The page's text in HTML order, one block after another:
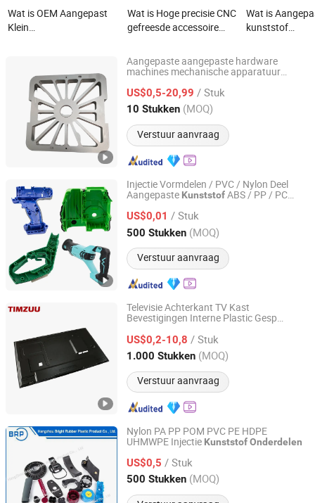
Wat is OEM Aangepast
Klein
Draaien/Frezen/Schuren/EDM/Gewerkte/Machines
Bewerking Onderdelen
Fabrikant
Wat is Hoge precisie CNC
gefreesde accessoire
messing koper titanium
ijzer kunststof machinale
gemaakte onderdelen
voor medische luchtvaart
Wat is
kunststof
precisie
leverancier
Aangepaste aangepaste hardware
machines mechanische apparatuur
reserveonderdelenmotorfiets
aluminiumlegering roestvrij staal SUS
metaal CNC-bewerkings
US$0,5-20,99 / Stuk
10 Stukken (MOQ)
Verstuur aanvraag
Xiamen Gx Precision Machinery Co., Ltd
Fujian, China Sinds 2022
Injectie Vormdelen / PVC / Nylon Deel
Aangepaste KunststofABS / PP / PC
Kunststof Moulding China Bedrijf
Onderdelen
US$0,01 / Stuk
500 Stukken (MOQ)
Verstuur aanvraag
Suzhou Jinquan Jinggong Electronics Co., Ltd.
Jiangsu, China Sinds 2022
Televisie Achterkant TV Kast
Bevestigingen Interne Plastic Gesp
US$0,2-10,8 / Stuk
1.000 Stukken (MOQ)
Verstuur aanvraag
Foshan Timzuu Intelligent Equipment Co., Ltd.
Guangdong, China Sinds 2026
Nylon PA PP POM PVC PE HDPE
UHMWPE Injectie KunststofOnderdelen
US$0,5 / Stuk
500 Stukken (MOQ)
Hangzhou Bright Rubber Plastic Product Co., Ltd.
Zhejiang, China Sinds 2012